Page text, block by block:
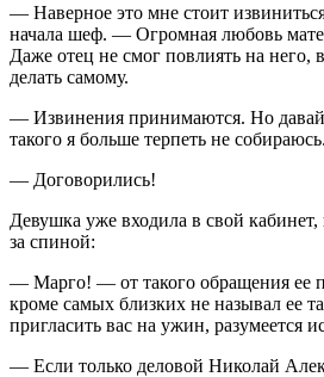
— Наверное это мне стоит
начала шеф. — Огромная любовь
Даже отец не смог повлиять на него,
делать самому.
— Извинения принимаются. Но
такого я больше терпеть не собираюсь.
— Договорились!
Девушка уже входила в свой кабинет,
за спиной:
— Марго! — от такого обращения ее
кроме самых близких не называл ее
пригласить вас на ужин, разумеется
— Если только деловой Николай